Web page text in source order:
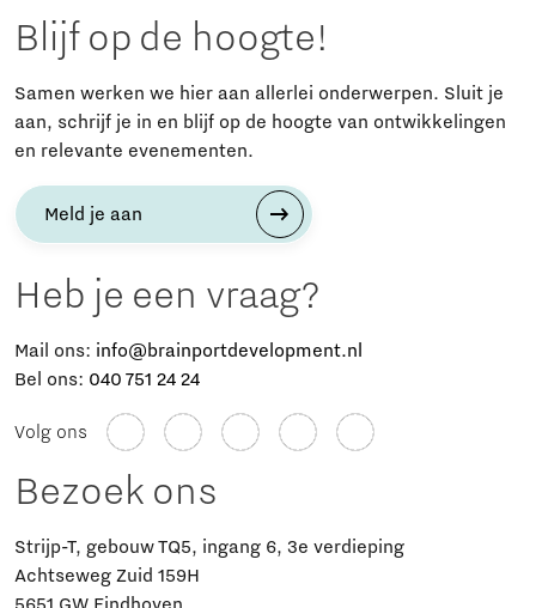
Blijf op de hoogte!
Samen werken we hier aan allerlei onderwerpen. Sluit je
aan, schrijf je in en blijf op de hoogte van ontwikkelingen
en relevante evenementen.
Meld je aan
Heb je een vraag?
Mail ons: info@brainportdevelopment.nl
Bel ons: 040 751 24 24
Volg ons
Bezoek ons
Strijp-T, gebouw TQ5, ingang 6, 3e verdieping
Achtseweg Zuid 159H